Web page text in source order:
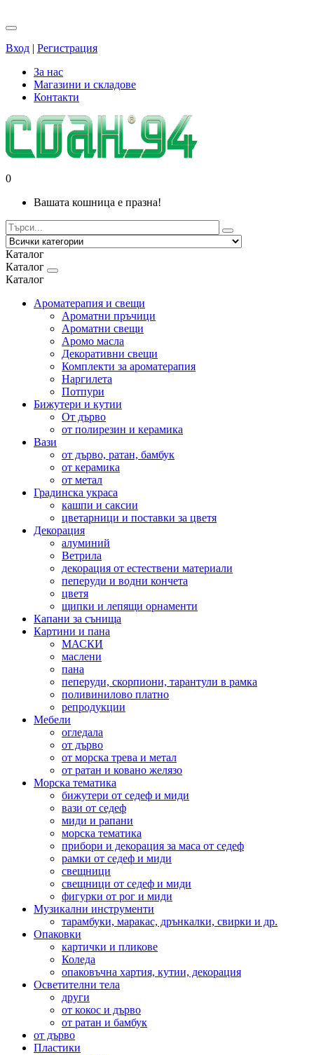
Вход | Регистрация
За нас
Магазини и складове
Контакти
0
Вашата кошница е празна!
Каталог
Каталог
Каталог
Ароматерапия и свещи
Ароматни пръчици
Ароматни свещи
Аромо масла
Декоративни свещи
Комплекти за ароматерапия
Наргилета
Потпури
Бижутери и кутии
От дърво
от полирезин и керамика
Вази
от дърво, ратан, бамбук
от керамика
от метал
Градинска украса
кашпи и саксии
цветарници и поставки за цветя
Декорация
алуминий
Ветрила
декорация от естествени материали
пеперуди и водни кончета
цветя
щипки и лепящи орнаменти
Капани за сънища
Картини и пана
МАСКИ
маслени
пана
пеперуди, скорпиони, тарантули в рамка
поливинилово платно
репродукции
Мебели
огледала
от дърво
от морска трева и метал
от ратан и ковано желязо
Морска тематика
бижутери от седеф и миди
вази от седеф
миди и рапани
морска тематика
прибори и декорация за маса от седеф
рамки от седеф и миди
свещници
свещници от седеф и миди
фигурки от рог и миди
Музикални инструменти
тарамбуки, маракас, дрънкалки, свирки и др.
Опаковки
картички и пликове
Коледа
опаковъчна хартия, кутии, декорация
Осветителни тела
други
от кокос и дърво
от ратан и бамбук
от дърво
Пластики